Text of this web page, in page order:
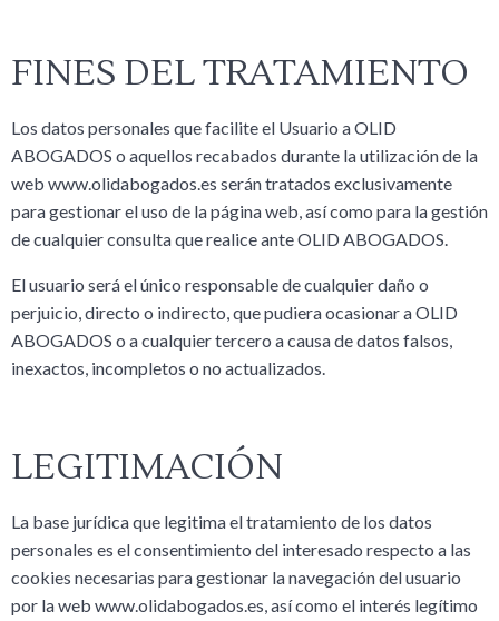
FINES DEL TRATAMIENTO
Los datos personales que facilite el Usuario a OLID
ABOGADOS o aquellos recabados durante la utilización de la
web www.olidabogados.es serán tratados exclusivamente
para gestionar el uso de la página web, así como para la gestión
de cualquier consulta que realice ante OLID ABOGADOS.
El usuario será el único responsable de cualquier daño o
perjuicio, directo o indirecto, que pudiera ocasionar a OLID
ABOGADOS o a cualquier tercero a causa de datos falsos,
inexactos, incompletos o no actualizados.
LEGITIMACIÓN
La base jurídica que legitima el tratamiento de los datos
personales es el consentimiento del interesado respecto a las
cookies necesarias para gestionar la navegación del usuario
por la web www.olidabogados.es, así como el interés legítimo